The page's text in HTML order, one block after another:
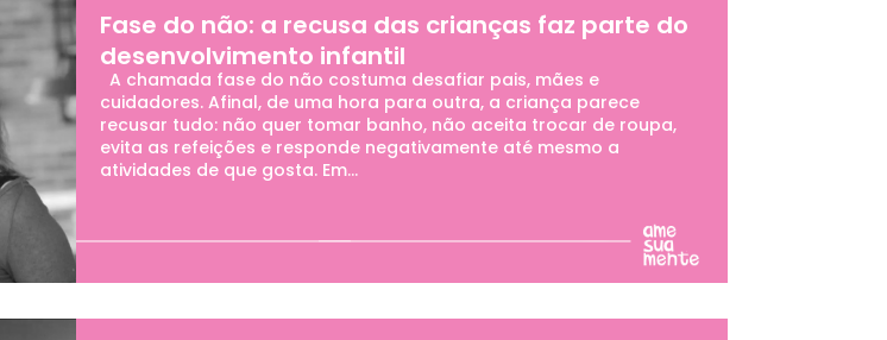
Fase do não: a recusa das crianças faz parte do
desenvolvimento infantil
A chamada fase do não costuma desafiar pais, mães e
cuidadores. Afinal, de uma hora para outra, a criança parece
recusar tudo: não quer tomar banho, não aceita trocar de roupa,
evita as refeições e responde negativamente até mesmo a
atividades de que gosta. Em...